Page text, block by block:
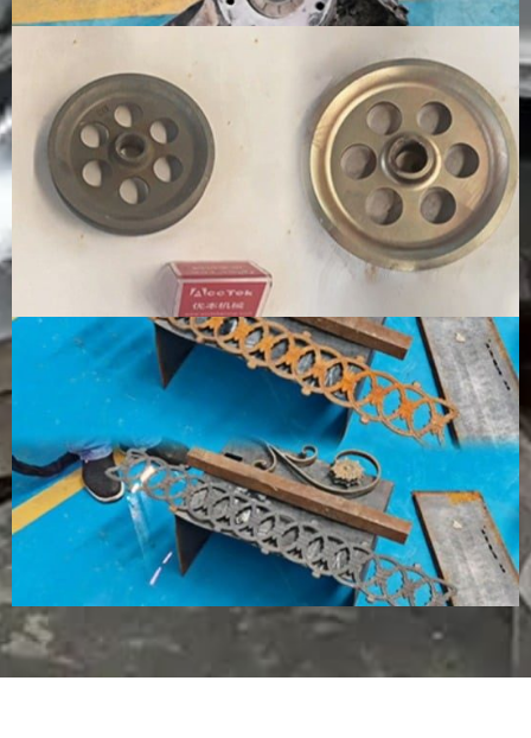
浄剤は不
利、また
はその他
す
場合によ
加剤が必
要です
スのペレッ
気が必要で
す
操
業
初期費用
は高い
が、消耗
機器コス
び清掃の
継続コス
トは高い
タンクの
サイズと
液体の使
用量に応
じて、中
ストがか
かりま
す。
ドライアイ
スと圧縮空
気の継続的
なコストは
高額になる
る
設
備
投
資
初期投資
額が高い
通常、初
期投資額
は低額で
す。
小型シス
テムの場
合は低～
中程度、
大型工業
用タンク
の場合は
高
システム規
中～高
自
素晴らし
可能だ
バッチ洗
自動化は可